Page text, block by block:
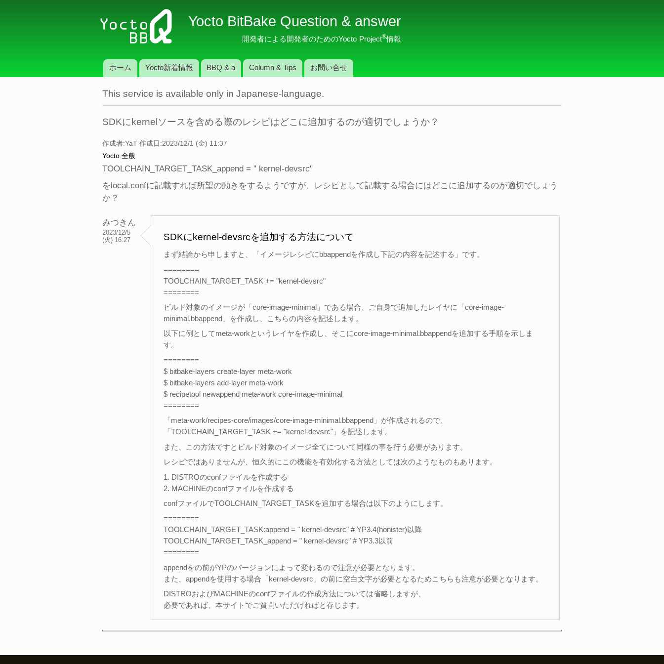
イ
コ
テ
ツ
に
移
Yocto BitBake Question & answer
開発者による開発者のためのYocto Project®情報
メインメニュー
ホーム Yocto新着情報 BBQ & a Column & Tips お問い合せ
This service is available only in Japanese-language.
SDKにkernelソースを含める際のレシピはどこに追加するのが適切でしょうか？
作成者:YaT 作成日:2023/12/1 (金) 11:37
Yocto 全般
TOOLCHAIN_TARGET_TASK_append = " kernel-devsrc"
をlocal.confに記載すれば所望の動きをするようですが、レシピとして記載する場合にはどこに追加するのが適切でしょう
か？
みつきん
2023/12/5
(火) 16:27
SDKにkernel-devsrcを追加する方法について
まず結論から申しますと、「イメージレシピにbbappendを作成し下記の内容を記述する」です。
========
TOOLCHAIN_TARGET_TASK += "kernel-devsrc"
========
ビルド対象のイメージが「core-image-minimal」である場合、ご自身で追加したレイヤに「core-image-
minimal.bbappend」を作成し、こちらの内容を記述します。
以下に例としてmeta-workというレイヤを作成し、そこにcore-image-minimal.bbappendを追加する手順を示しま
す。
========
$ bitbake-layers create-layer meta-work
$ bitbake-layers add-layer meta-work
$ recipetool newappend meta-work core-image-minimal
========
「meta-work/recipes-core/images/core-image-minimal.bbappend」が作成されるので、
「TOOLCHAIN_TARGET_TASK += "kernel-devsrc"」を記述します。
また、この方法ですとビルド対象のイメージ全てについて同様の事を行う必要があります。
レシピではありませんが、恒久的にこの機能を有効化する方法としては次のようなものもあります。
1. DISTROのconfファイルを作成する
2. MACHINEのconfファイルを作成する
confファイルでTOOLCHAIN_TARGET_TASKを追加する場合は以下のようにします。
========
TOOLCHAIN_TARGET_TASK:append = " kernel-devsrc" # YP3.4(honister)以降
TOOLCHAIN_TARGET_TASK_append = " kernel-devsrc" # YP3.3以前
========
appendをの前がYPのバージョンによって変わるので注意が必要となります。
また、appendを使用する場合「kernel-devsrc」の前に空白文字が必要となるためこちらも注意が必要となります。
DISTROおよびMACHINEのconfファイルの作成方法については省略しますが、
必要であれば、本サイトでご質問いただければと存じます。